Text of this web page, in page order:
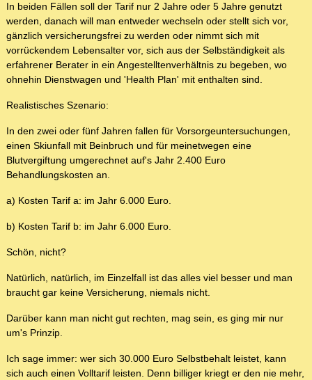
In beiden Fällen soll der Tarif nur 2 Jahre oder 5 Jahre genutzt
werden, danach will man entweder wechseln oder stellt sich vor,
gänzlich versicherungsfrei zu werden oder nimmt sich mit
vorrückendem Lebensalter vor, sich aus der Selbständigkeit als
erfahrener Berater in ein Angestelltenverhältnis zu begeben, wo
ohnehin Dienstwagen und 'Health Plan' mit enthalten sind.
Realistisches Szenario:
In den zwei oder fünf Jahren fallen für Vorsorgeuntersuchungen,
einen Skiunfall mit Beinbruch und für meinetwegen eine
Blutvergiftung umgerechnet auf's Jahr 2.400 Euro
Behandlungskosten an.
a) Kosten Tarif a: im Jahr 6.000 Euro.
b) Kosten Tarif b: im Jahr 6.000 Euro.
Schön, nicht?
Natürlich, natürlich, im Einzelfall ist das alles viel besser und man
braucht gar keine Versicherung, niemals nicht.
Darüber kann man nicht gut rechten, mag sein, es ging mir nur
um's Prinzip.
Ich sage immer: wer sich 30.000 Euro Selbstbehalt leistet, kann
sich auch einen Volltarif leisten. Denn billiger kriegt er den nie mehr,